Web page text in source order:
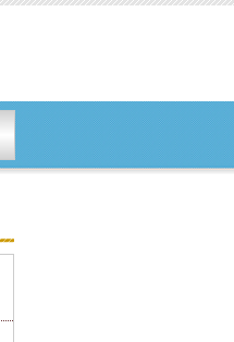
進行中のプロジェクト